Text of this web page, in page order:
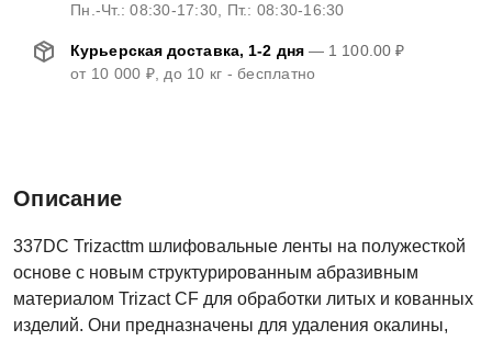
Пн.-Чт.: 08:30-17:30, Пт.: 08:30-16:30
Курьерская доставка, 1-2 дня— 1 100.00 ₽
от 10 000 ₽, до 10 кг - бесплатно
Описание
337DC Trizacttm шлифовальные ленты на полужесткой
основе с новым структурированным абразивным
материалом Trizact СF для обработки литых и кованных
изделий. Они предназначены для удаления окалины,